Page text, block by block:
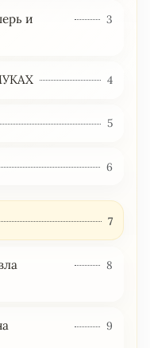
и
3
4
5
6
7
8
9